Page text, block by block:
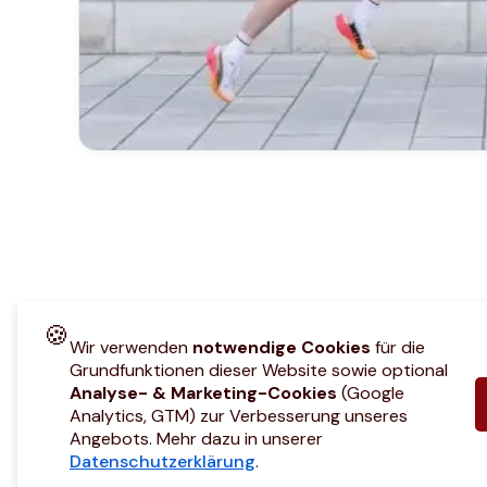
🍪Wir verwenden notwendige Cookies für die
Grundfunktionen dieser Website sowie optional
Analyse- & Marketing-Cookies (Google
Analytics, GTM) zur Verbesserung unseres
Angebots. Mehr dazu in unserer
Datenschutzerklärung.